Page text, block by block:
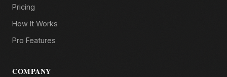
Pricing
How It Works
Pro Features
COMPANY